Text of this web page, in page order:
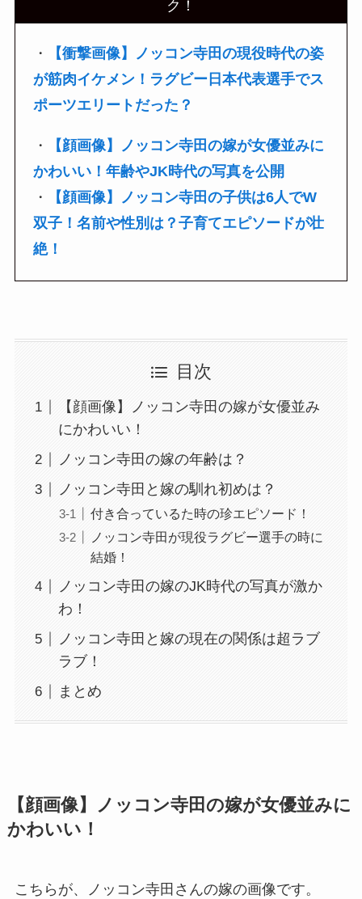
ク！
・
【衝撃画像】ノッコン寺田の現役時代の姿
が筋肉イケメン！ラグビー日本代表選手でス
ポーツエリートだった？
・
【顔画像】ノッコン寺田の嫁が女優並みに
かわいい！年齢やJK時代の写真を公開
・
【顔画像】ノッコン寺田の子供は6人でW
双子！名前や性別は？子育てエピソードが壮
絶！
目次
【顔画像】ノッコン寺田の嫁が女優並み
にかわいい！
ノッコン寺田の嫁の年齢は？
ノッコン寺田と嫁の馴れ初めは？
付き合っているた時の珍エピソード！
ノッコン寺田が現役ラグビー選手の時に
結婚！
ノッコン寺田の嫁のJK時代の写真が激か
わ！
ノッコン寺田と嫁の現在の関係は超ラブ
ラブ！
まとめ
【顔画像】ノッコン寺田の嫁が女優並みに
かわいい！
こちらが、ノッコン寺田さんの嫁の画像です。